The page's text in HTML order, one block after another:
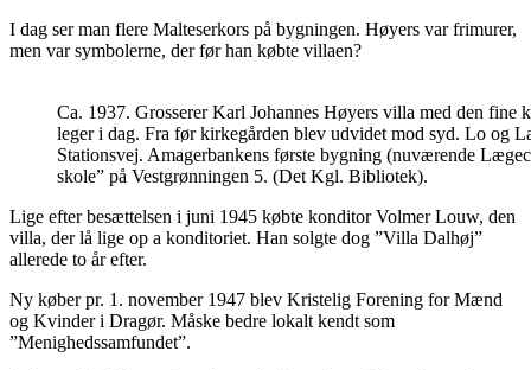
I dag ser man flere Malteserkors på bygningen. Høyers var frimurer,
men var symbolerne, der før han købte villaen?
Ca. 1937. Grosserer Karl Johannes Høyers villa med den fine
leger i dag. Fra før kirkegården blev udvidet mod syd. Lo og
Stationsvej. Amagerbankens første bygning (nuværende
skole” på Vestgrønningen 5. (Det Kgl. Bibliotek).
Lige efter besættelsen i juni 1945 købte konditor Volmer Louw, den
villa, der lå lige op a konditoriet. Han solgte dog ”Villa Dalhøj”
allerede to år efter.
Ny køber pr. 1. november 1947 blev Kristelig Forening for Mænd
og Kvinder i Dragør. Måske bedre lokalt kendt som
”Menighedssamfundet”.